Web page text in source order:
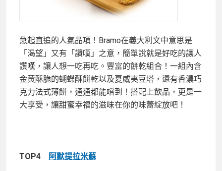
急起直追的人氣品項！Bramo在義大利文中意思是
「渴望」又有「讚嘆」之意，簡單說就是好吃的讓人
讚嘆，讓人想一吃再吃。豐富的餅乾組合！一組內含
金黃酥脆的蝴蝶酥餅乾以及夏威夷豆塔，還有香濃巧
克力法式薄餅，通通都能嚐到！搭配上飲品，更是一
大享受，讓甜蜜幸福的滋味在你的味蕾綻放吧！
TOP4 阿默提拉米蘇